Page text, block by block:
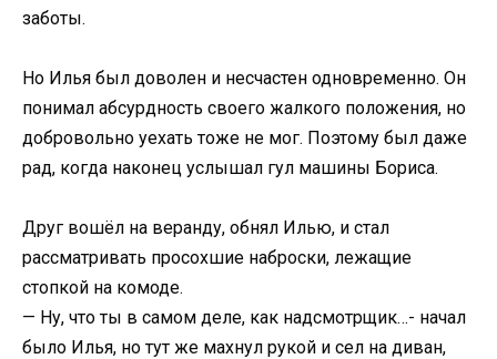
заботы.
Но Илья был доволен и несчастен одновременно. Он
понимал абсурдность своего жалкого положения, но
добровольно уехать тоже не мог. Поэтому был даже
рад, когда наконец услышал гул машины Бориса.
Друг вошёл на веранду, обнял Илью, и стал
рассматривать просохшие наброски, лежащие
стопкой на комоде.
— Ну, что ты в самом деле, как надсмотрщик…- начал
было Илья, но тут же махнул рукой и сел на диван,